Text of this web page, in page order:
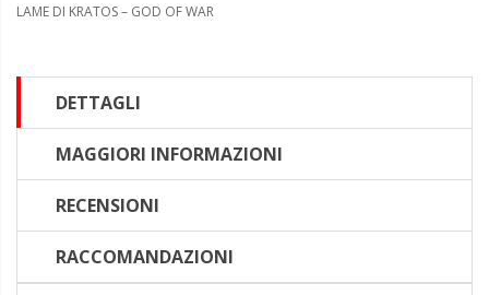
LAME DI KRATOS – GOD OF WAR
DETTAGLI
MAGGIORI INFORMAZIONI
RECENSIONI
RACCOMANDAZIONI